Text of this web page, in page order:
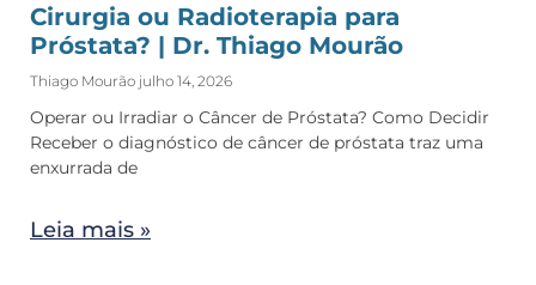
Cirurgia ou Radioterapia para
Próstata? | Dr. Thiago Mourão
Thiago Mourão julho 14, 2026
Operar ou Irradiar o Câncer de Próstata? Como Decidir
Receber o diagnóstico de câncer de próstata traz uma
enxurrada de
Leia mais »